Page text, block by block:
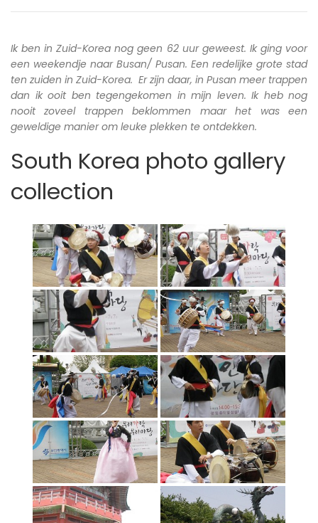
Ik ben in Zuid-Korea nog geen 62 uur geweest. Ik ging voor
een weekendje naar Busan/ Pusan. Een redelijke grote stad
ten zuiden in Zuid-Korea. Er zijn daar, in Pusan meer trappen
dan ik ooit ben tegengekomen in mijn leven. Ik heb nog
nooit zoveel trappen beklommen maar het was een
geweldige manier om leuke plekken te ontdekken.
South Korea photo gallery
collection